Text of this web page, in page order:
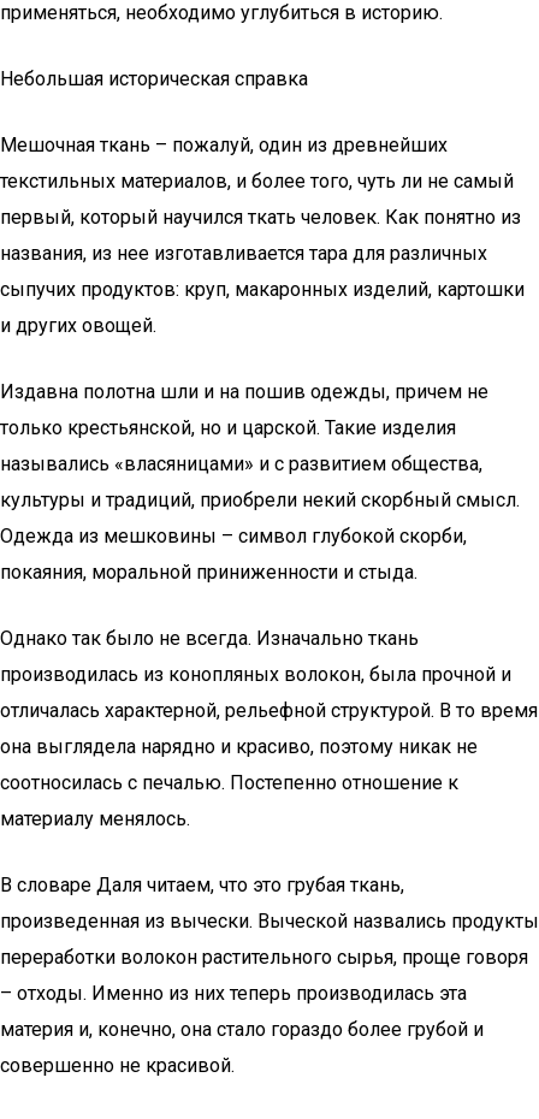
применяться, необходимо углубиться в историю.
Небольшая историческая справка
Мешочная ткань – пожалуй, один из древнейших
текстильных материалов, и более того, чуть ли не самый
первый, который научился ткать человек. Как понятно из
названия, из нее изготавливается тара для различных
сыпучих продуктов: круп, макаронных изделий, картошки
и других овощей.
Издавна полотна шли и на пошив одежды, причем не
только крестьянской, но и царской. Такие изделия
назывались «власяницами» и с развитием общества,
культуры и традиций, приобрели некий скорбный смысл.
Одежда из мешковины – символ глубокой скорби,
покаяния, моральной приниженности и стыда.
Однако так было не всегда. Изначально ткань
производилась из конопляных волокон, была прочной и
отличалась характерной, рельефной структурой. В то время
она выглядела нарядно и красиво, поэтому никак не
соотносилась с печалью. Постепенно отношение к
материалу менялось.
В словаре Даля читаем, что это грубая ткань,
произведенная из вычески. Выческой назвались продукты
переработки волокон растительного сырья, проще говоря
– отходы. Именно из них теперь производилась эта
материя и, конечно, она стало гораздо более грубой и
совершенно не красивой.